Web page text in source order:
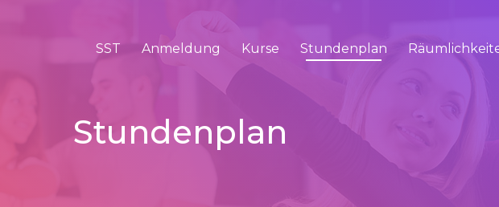
SST Anmeldung Kurse Stundenplan
Stundenplan